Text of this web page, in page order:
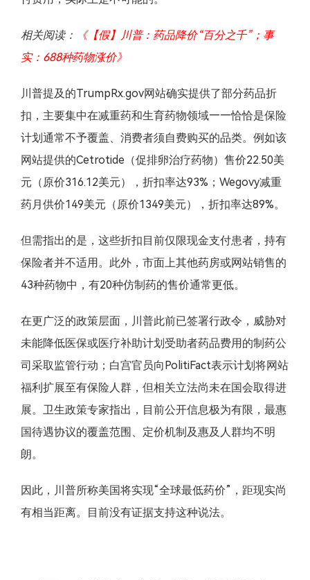
相关阅读：
《【假】川普：药品降价“百分之千”；事
实：688种药物涨价》
川普提及的TrumpRx.gov网站确实提供了部分药品折
扣，主要集中在减重药和生育药物领域——恰恰是保险
计划通常不予覆盖、消费者须自费购买的品类。例如该
网站提供的Cetrotide（促排卵治疗药物）售价22.50美
元（原价316.12美元），折扣率达93%；Wegovy减重
药月供价149美元（原价1349美元），折扣率达89%。
但需指出的是，这些折扣目前仅限现金支付患者，持有
保险者并不适用。此外，市面上其他药房或网站销售的
43种药物中，有20种仿制药的售价通常更低。
在更广泛的政策层面，川普此前已签署行政令，威胁对
未能降低医保或医疗补助计划受助者药品费用的制药公
司采取监管行动；白宫官员向PolitiFact表示计划将网站
福利扩展至有保险人群，但相关立法尚未在国会取得进
展。卫生政策专家指出，目前公开信息极为有限，最惠
国待遇协议的覆盖范围、定价机制及惠及人群均不明
朗。
因此，川普所称美国将实现“全球最低药价”，距现实尚
有相当距离。目前没有证据支持这种说法。